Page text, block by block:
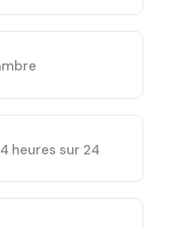
heures sur 24